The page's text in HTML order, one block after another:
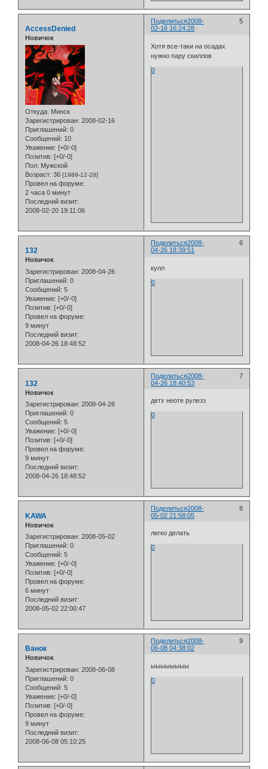
Поделиться 5
2008-
02-16 16:24:28
AccessDenied
Новичок
Откуда: Минск
Зарегистрирован: 2008-02-16
Приглашений: 0
Сообщений: 10
Уважение: [+0/-0]
Позитив: [+0/-0]
Пол: Мужской
Возраст: 36 [1989-12-28]
Провел на форуме:
2 часа 0 минут
Последний визит:
2008-02-20 19:11:06
Хотя все-таки на осадах
нужно пару скиллов
0
Поделиться 6
2008-
04-26 18:39:51
132
Новичок
Зарегистрирован: 2008-04-26
Приглашений: 0
Сообщений: 5
Уважение: [+0/-0]
Позитив: [+0/-0]
Провел на форуме:
9 минут
Последний визит:
2008-04-26 18:48:52
кулл
0
Поделиться 7
2008-
04-26 18:40:53
132
Новичок
Зарегистрирован: 2008-04-26
Приглашений: 0
Сообщений: 5
Уважение: [+0/-0]
Позитив: [+0/-0]
Провел на форуме:
9 минут
Последний визит:
2008-04-26 18:48:52
детх неоте рулезз
0
Поделиться 8
2008-
05-02 21:58:05
KAWA
Новичок
Зарегистрирован: 2008-05-02
Приглашений: 0
Сообщений: 5
Уважение: [+0/-0]
Позитив: [+0/-0]
Провел на форуме:
6 минут
Последний визит:
2008-05-02 22:00:47
легко делать
0
Поделиться 9
2008-
06-08 04:38:02
Ванок
Новичок
Зарегистрирован: 2008-06-08
Приглашений: 0
Сообщений: 5
Уважение: [+0/-0]
Позитив: [+0/-0]
Провел на форуме:
9 минут
Последний визит:
2008-06-08 05:10:25
ыыыыыыыы
0